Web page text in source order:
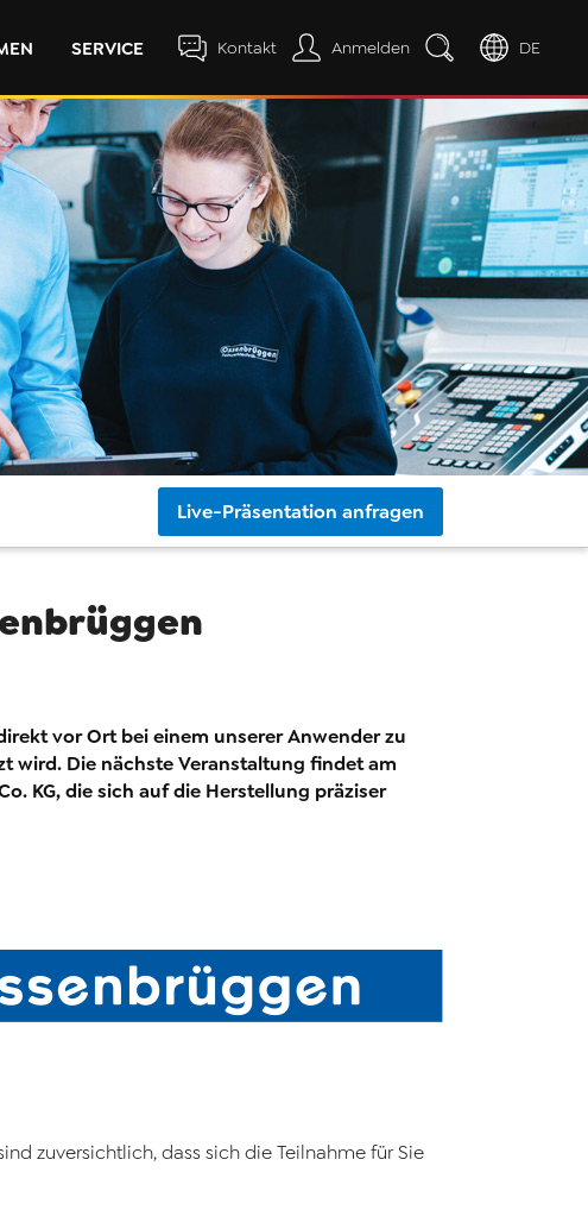
SERVICE Kontakt Anmelden DE
Live-Präsentation anfragen
vor Ort bei einem unserer Anwender zu
wird. Die nächste Veranstaltung findet am
KG, die sich auf die Herstellung präziser
zuversichtlich, dass sich die Teilnahme für Sie